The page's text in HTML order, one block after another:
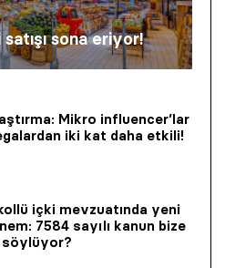
sona eriyor!
Mikro influencer’lar
iki kat daha etkili!
içki mevzuatında yeni
7584 sayılı kanun bize
söylüyor?